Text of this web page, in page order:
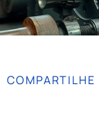
COMPARTILHE